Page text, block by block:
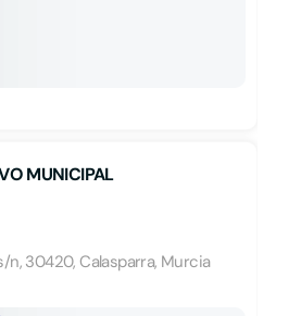
MUNICIPAL
n, 30420, Calasparra, Murcia